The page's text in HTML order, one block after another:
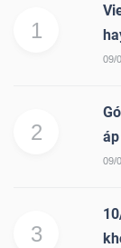
1
09/
2
09/
3